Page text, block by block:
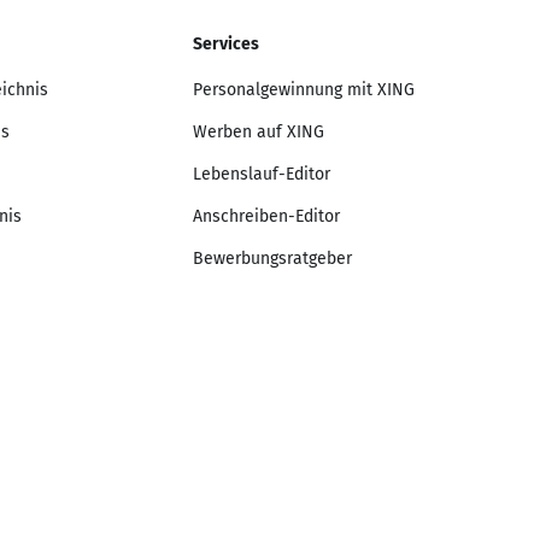
Services
Personalgewinnung mit XING
Werben auf XING
Lebenslauf-Editor
Anschreiben-Editor
Bewerbungsratgeber